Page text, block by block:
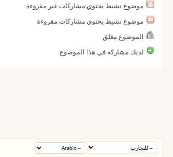
موضوع نشيط يحتوي مشاركات غير مقروءة
موضوع نشيط يحتوي مشاركات مقروءة
الموضوع مغلق
لديك مشاركة في هذا الموضوع